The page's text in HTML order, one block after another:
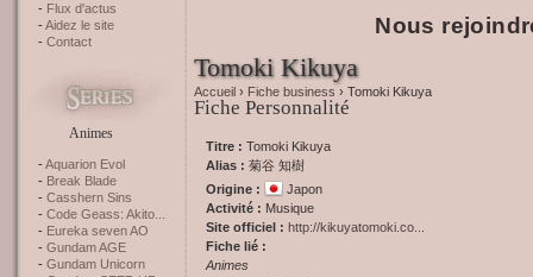
Flux d'actus
Aidez le site
Contact
Animes
Aquarion Evol
Break Blade
Casshern Sins
Code Geass: Akito...
Eureka seven AO
Gundam AGE
Gundam Unicorn
Nous
Tomoki Kikuya
Accueil › Fiche business › Tomoki Kikuya
Fiche Personnalité
Titre : Tomoki Kikuya
Alias : 菊谷 知樹
Origine :
Japon
Activité : Musique
Site officiel : http://kikuyatomoki.co...
Fiche lié :
Animes